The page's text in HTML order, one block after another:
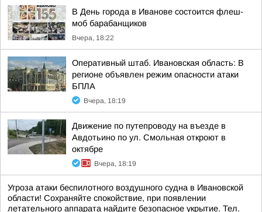
В День города в Иванове состоится флеш-
моб барабанщиков
Вчера, 18:22
Оперативный штаб. Ивановская область: В
регионе объявлен режим опасности атаки
БПЛА
Вчера, 18:19
Движение по путепроводу на въезде в
Авдотьино по ул. Смольная откроют в
октябре
Вчера, 18:19
Угроза атаки беспилотного воздушного судна в Ивановской
области! Сохраняйте спокойствие, при появлении
летательного аппарата найдите безопасное укрытие. Тел.